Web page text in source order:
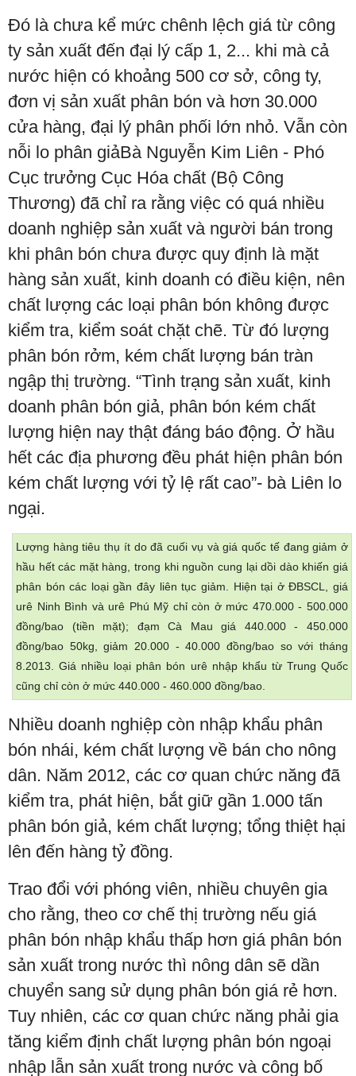
Đó là chưa kể mức chênh lệch giá từ công
ty sản xuất đến đại lý cấp 1, 2... khi mà cả
nước hiện có khoảng 500 cơ sở, công ty,
đơn vị sản xuất phân bón và hơn 30.000
cửa hàng, đại lý phân phối lớn nhỏ. Vẫn còn
nỗi lo phân giảBà Nguyễn Kim Liên - Phó
Cục trưởng Cục Hóa chất (Bộ Công
Thương) đã chỉ ra rằng việc có quá nhiều
doanh nghiệp sản xuất và người bán trong
khi phân bón chưa được quy định là mặt
hàng sản xuất, kinh doanh có điều kiện, nên
chất lượng các loại phân bón không được
kiểm tra, kiểm soát chặt chẽ. Từ đó lượng
phân bón rởm, kém chất lượng bán tràn
ngập thị trường. “Tình trạng sản xuất, kinh
doanh phân bón giả, phân bón kém chất
lượng hiện nay thật đáng báo động. Ở hầu
hết các địa phương đều phát hiện phân bón
kém chất lượng với tỷ lệ rất cao”- bà Liên lo
ngại.
Lượng hàng tiêu thụ ít do đã cuối vụ và giá quốc tế đang giảm ở
hầu hết các mặt hàng, trong khi nguồn cung lại dồi dào khiến giá
phân bón các loại gần đây liên tục giảm. Hiện tại ở ĐBSCL, giá
urê Ninh Bình và urê Phú Mỹ chỉ còn ở mức 470.000 - 500.000
đồng/bao (tiền mặt); đạm Cà Mau giá 440.000 - 450.000
đồng/bao 50kg, giảm 20.000 - 40.000 đồng/bao so với tháng
8.2013. Giá nhiều loại phân bón urê nhập khẩu từ Trung Quốc
cũng chỉ còn ở mức 440.000 - 460.000 đồng/bao.
Nhiều doanh nghiệp còn nhập khẩu phân
bón nhái, kém chất lượng về bán cho nông
dân. Năm 2012, các cơ quan chức năng đã
kiểm tra, phát hiện, bắt giữ gần 1.000 tấn
phân bón giả, kém chất lượng; tổng thiệt hại
lên đến hàng tỷ đồng.
Trao đổi với phóng viên, nhiều chuyên gia
cho rằng, theo cơ chế thị trường nếu giá
phân bón nhập khẩu thấp hơn giá phân bón
sản xuất trong nước thì nông dân sẽ dần
chuyển sang sử dụng phân bón giá rẻ hơn.
Tuy nhiên, các cơ quan chức năng phải gia
tăng kiểm định chất lượng phân bón ngoại
nhập lẫn sản xuất trong nước và công bố